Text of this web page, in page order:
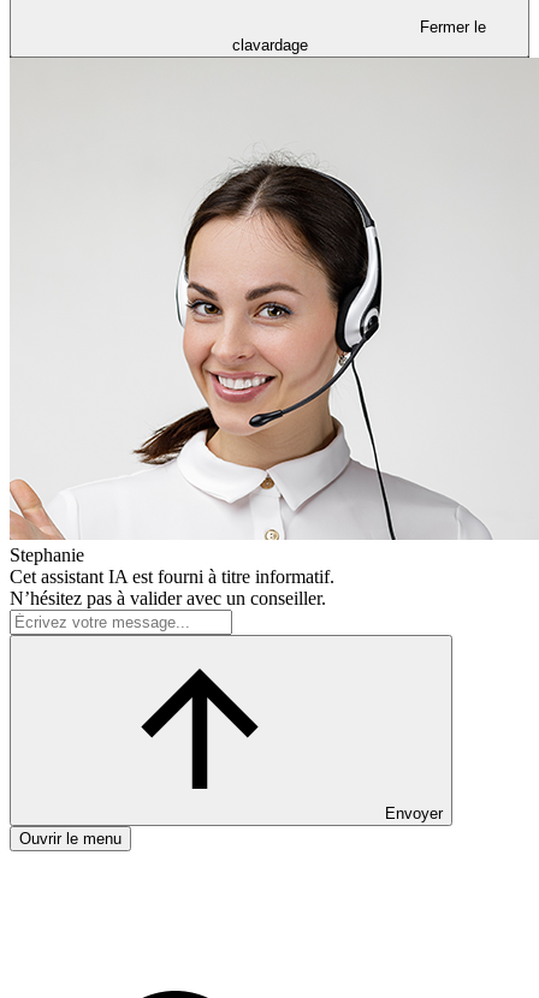
Fermer le
clavardage
Stephanie
Cet assistant IA est fourni à titre informatif.
N’hésitez pas à valider avec un conseiller.
Envoyer
Ouvrir le menu